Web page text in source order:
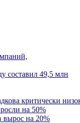
составил 49,5 млн
критически
на 50%
на 20%